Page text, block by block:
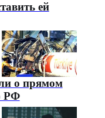
ей
о прямом
РФ